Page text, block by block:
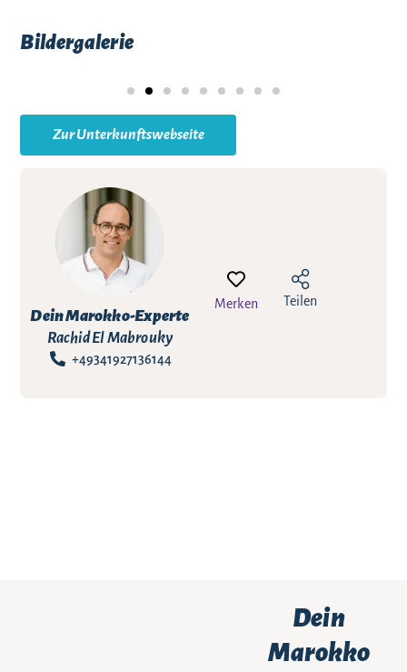
Bildergalerie
Zur Unterkunftswebseite
Dein Marokko-Experte
Rachid El Mabrouky
+49341927136144
Merken Teilen
Dein
Marokko